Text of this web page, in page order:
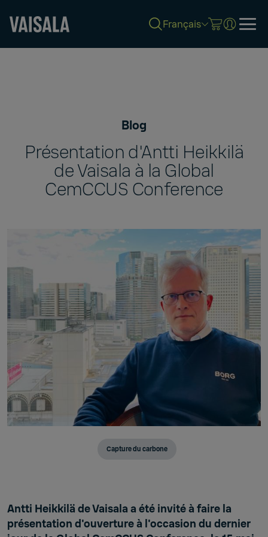
Français
Blog
Présentation d'Antti Heikkilä
de Vaisala à la Global
CemCCUS Conference
Capture du carbone
Antti Heikkilä de Vaisala a été invité à faire la
présentation d'ouverture à l'occasion du dernier